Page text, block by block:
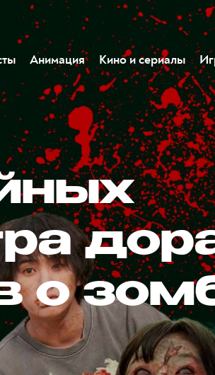
Анимация Кино и сериалы
о